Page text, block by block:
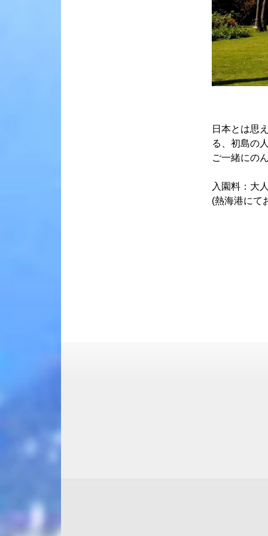
日本とは思
る、初島の
ご一緒にの
入園料：
(熱海港にて